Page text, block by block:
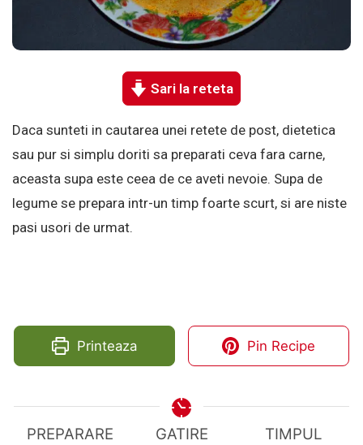
Sari la reteta
Daca sunteti in cautarea unei retete de post, dietetica
sau pur si simplu doriti sa preparati ceva fara carne,
aceasta supa este ceea de ce aveti nevoie. Supa de
legume se prepara intr-un timp foarte scurt, si are niste
pasi usori de urmat.
Printeaza Pin Recipe
PREPARARE
GATIRE
TIMPUL